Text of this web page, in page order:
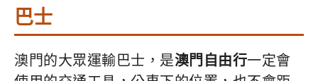
巴士
澳門的大眾運輸巴士，是澳門自由行一定會